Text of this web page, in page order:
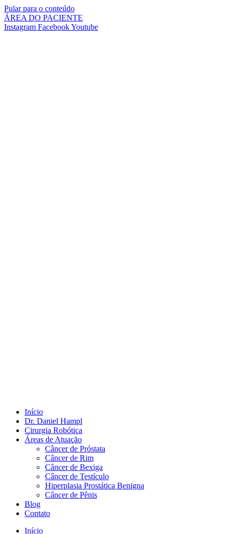
Pular para o conteúdo
ÁREA DO PACIENTE
Instagram FacebookYoutube
Início
Dr. Daniel Hampl
Cirurgia Robótica
Áreas de Atuação
Câncer de Próstata
Câncer de Rim
Câncer de Bexiga
Câncer de Testículo
Hiperplasia Prostática Benigna
Câncer de Pênis
Blog
Contato
Início